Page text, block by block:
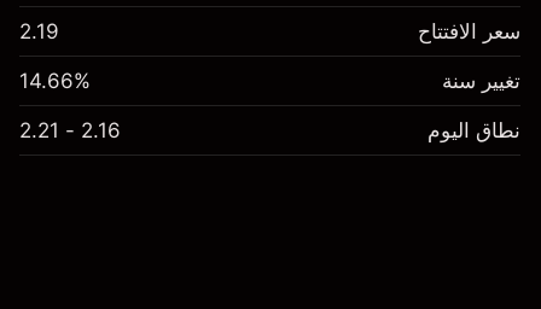
سعر الافتتاح 2.19
تغيير سنة 14.66%
نطاق اليوم 2.16 - 2.21